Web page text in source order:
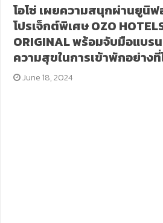
โอโซ่ เผยความสนุกผ่านยูนิ
โปรเจ็กต์พิเศษ OZO
ORIGINAL พร้อมจับมือแบร
ความสุขในการเข้าพักอย่าง
June 18, 2024